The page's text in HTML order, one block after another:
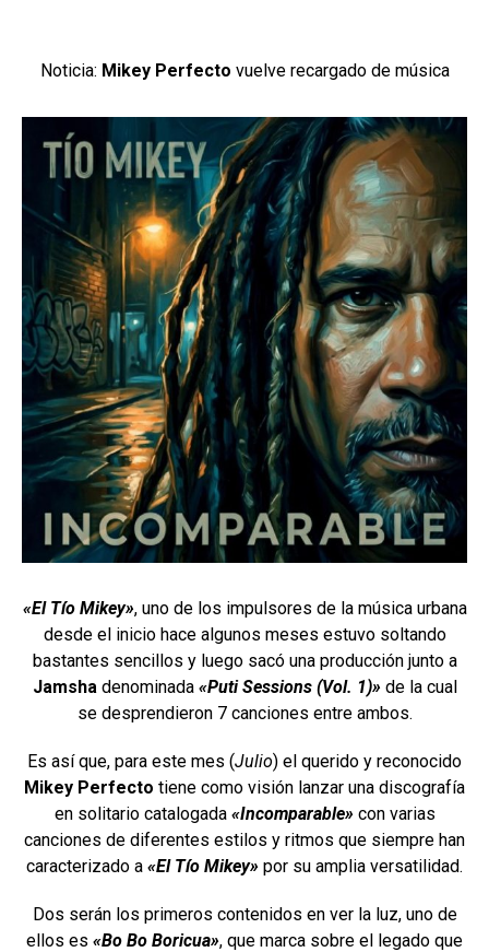
Noticia: Mikey Perfecto vuelve recargado de música
«El Tío Mikey», uno de los impulsores de la música urbana
desde el inicio hace algunos meses estuvo soltando
bastantes sencillos y luego sacó una producción junto a
Jamsha denominada «Puti Sessions (Vol. 1)»de la cual
se desprendieron 7 canciones entre ambos.
Es así que, para este mes (Julio) el querido y reconocido
Mikey Perfecto tiene como visión lanzar una discografía
en solitario catalogada «Incomparable»con varias
canciones de diferentes estilos y ritmos que siempre han
caracterizado a «El Tío Mikey» por su amplia versatilidad.
Dos serán los primeros contenidos en ver la luz, uno de
ellos es «Bo Bo Boricua», que marca sobre el legado que